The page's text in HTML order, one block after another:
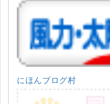
にほんブログ村